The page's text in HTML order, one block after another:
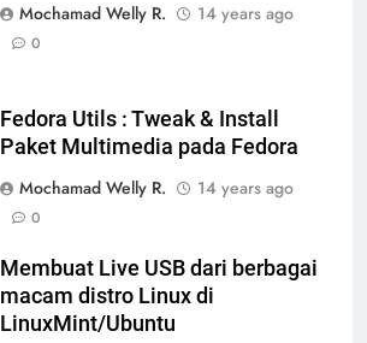
Mochamad Welly R.
14 years ago
0
Fedora Utils : Tweak & Install
Paket Multimedia pada Fedora
Mochamad Welly R.
14 years ago
0
Membuat Live USB dari berbagai
macam distro Linux di
LinuxMint/Ubuntu